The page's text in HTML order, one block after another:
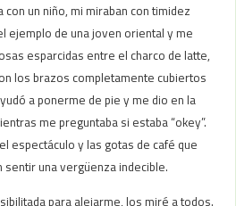
un niño, mi miraban con timidez
ejemplo de una joven oriental y me
esparcidas entre el charco de latte,
los brazos completamente cubiertos
a ponerme de pie y me dio en la
me preguntaba si estaba “okey”.
espectáculo y las gotas de café que
una vergüenza indecible.
para alejarme, los miré a todos.